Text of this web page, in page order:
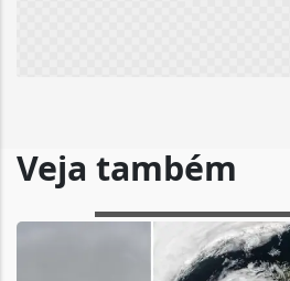
Veja também